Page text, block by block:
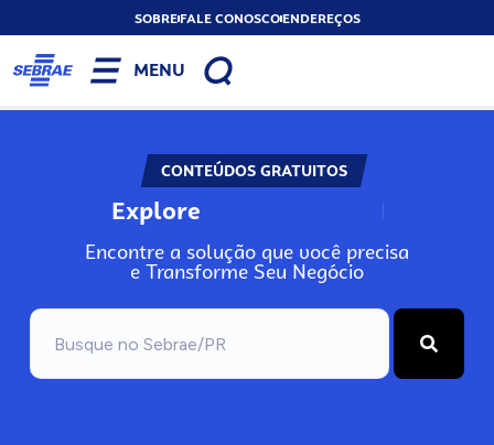
SOBREFALE CONOSCOENDEREÇOS
MENU
CONTEÚDOS GRATUITOS
Explore N
Encontre a solução que você precisa
e Transforme Seu Negócio